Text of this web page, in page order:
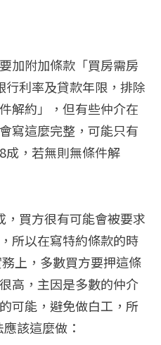
加附加條款「買房需房
利率及貸款年限，排除
解約」，但有些仲介在
寫這麼完整，可能只有
成，若無則無條件解
買方很有可能會被要求
所以在寫特約條款的時
上，多數買方要押這條
高，主因是多數的仲介
可能，避免做白工，所
該這麼做：